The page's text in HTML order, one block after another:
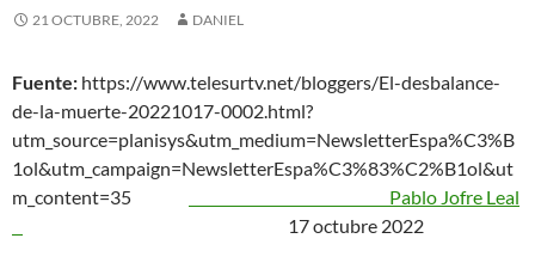
21 OCTUBRE, 2022 DANIEL
Fuente: https://www.telesurtv.net/bloggers/El-desbalance-
de-la-muerte-20221017-0002.html?
utm_source=planisys&utm_medium=NewsletterEspa%C3%B
1ol&utm_campaign=NewsletterEspa%C3%83%C2%B1ol&ut
m_content=35
Pablo Jofre Leal
17 octubre 2022